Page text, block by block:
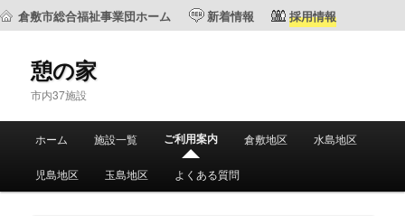
倉敷市総合福祉事業団ホーム 新着情報 採用情報
憩の家
市内37施設
メ
メ
イ
サ
ブ
ホーム 施設一覧 ご利用案内 倉敷地区 水島地区
児島地区 玉島地区 よくある質問